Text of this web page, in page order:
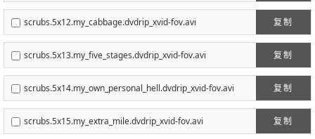
复制
scrubs.5x12.my_cabbage.dvdrip_xvid-fov.avi
复制
scrubs.5x13.my_five_stages.dvdrip_xvid-fov.avi
复制
scrubs.5x14.my_own_personal_hell.dvdrip_xvid-fov.avi
复制
scrubs.5x15.my_extra_mile.dvdrip_xvid-fov.avi